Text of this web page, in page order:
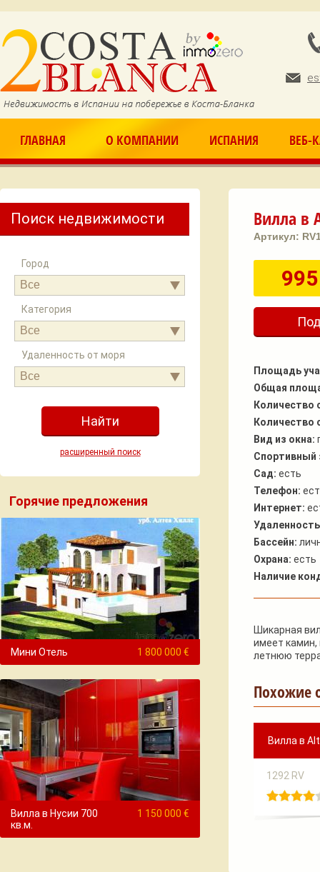
ГЛАВНАЯ О КОМПАНИИ ИСПАНИЯ ВЕБ-
Вилла в
Артикул:
Площадь
Общая
Количество
Количество
Вид из окна:
Спортивный
Сад: есть
Телефон:
Интернет:
Бассейн:
Охрана: есть
Наличие
Шикарная
имеет камин,
летнюю
Похожие
Вилла в
1292 RV
Поиск недвижимости
Город
Все
Категория
Все
Удаленность от моря
Все
расширенный поиск
Горячие предложения
Мини Отель 1 800 000 €
Вилла в Нусии 700
кв.м.
1 150 000 €